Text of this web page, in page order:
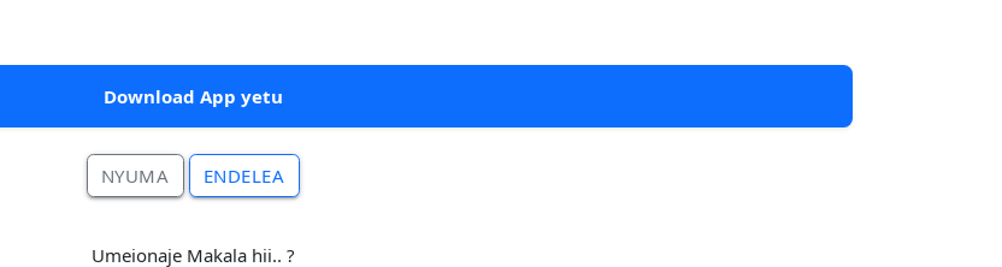
Download App yetu
NYUMA ENDELEA
Umeionaje Makala hii.. ?